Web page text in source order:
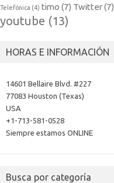
Telefónica (4) timo (7) Twitter(7)
youtube (13)
HORAS E INFORMACIÓN
14601 Bellaire Blvd. #227
77083 Houston (Texas)
USA
+1-713-581-0528
Siempre estamos ONLINE
Busca por categoría